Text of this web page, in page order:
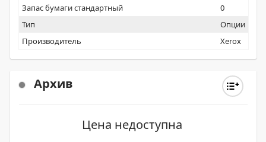
Запас бумаги стандартный
0
Тип
Опции
Производитель
Xerox
Архив
Цена недоступна